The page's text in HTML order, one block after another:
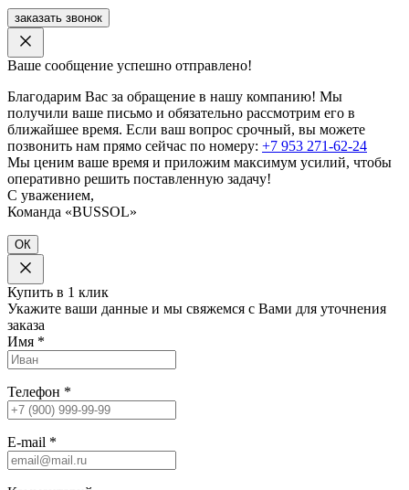
заказать звонок
Ваше сообщение успешно отправлено!
Благодарим Вас за обращение в нашу компанию! Мы
получили ваше письмо и обязательно рассмотрим его в
ближайшее время. Если ваш вопрос срочный, вы можете
позвонить нам прямо сейчас по номеру: +7 953 271-62-24
Мы ценим ваше время и приложим максимум усилий, чтобы
оперативно решить поставленную задачу!
С уважением,
Команда «BUSSOL»
ОК
Купить в 1 клик
Укажите ваши данные и мы свяжемся с Вами для уточнения
заказа
Имя *
Телефон *
E-mail *